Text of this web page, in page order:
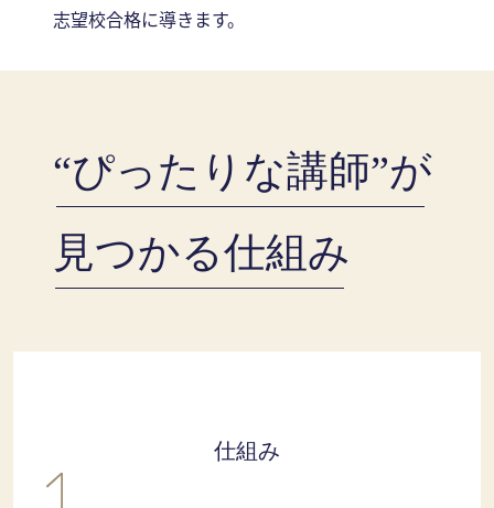
志望校合格に導きます。
“ぴったりな講師”が
見つかる仕組み
仕組み